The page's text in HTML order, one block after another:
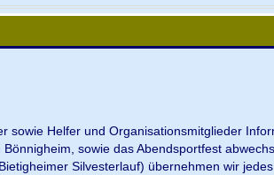
sowie Helfer und Organisationsmitglieder
sowie das Abendsportfest
Silvesterlauf) übernehmen wir